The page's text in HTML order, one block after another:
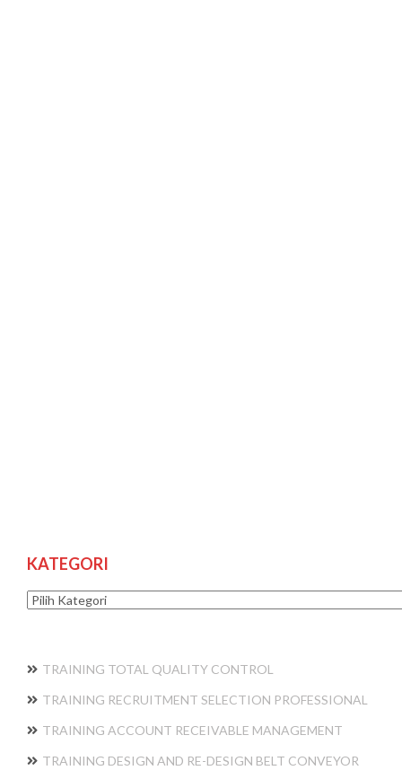
KATEGORI
Kategori
TRAINING TOTAL QUALITY CONTROL
TRAINING RECRUITMENT SELECTION PROFESSIONAL
TRAINING ACCOUNT RECEIVABLE MANAGEMENT
TRAINING DESIGN AND RE-DESIGN BELT CONVEYOR